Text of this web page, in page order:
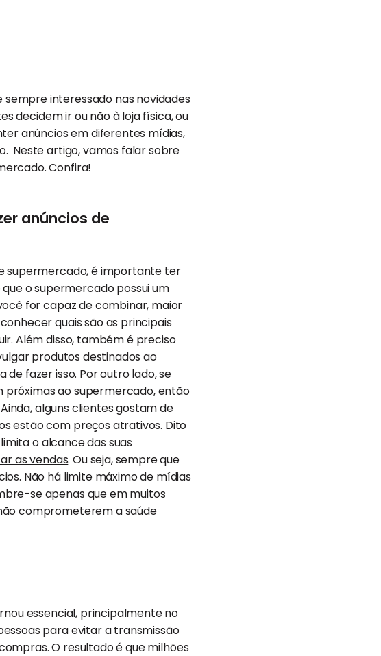
interessado nas novidades
decidem ir ou não à loja física, ou
anúncios em diferentes mídias,
Neste artigo, vamos falar sobre
Confira!
anúncios de
supermercado, é importante ter
o supermercado possui um
for capaz de combinar, maior
quais são as principais
Além disso, também é preciso
produtos destinados ao
fazer isso. Por outro lado, se
próximas ao supermercado, então
alguns clientes gostam de
estão com preços atrativos. Dito
o alcance das suas
as vendas. Ou seja, sempre que
Não há limite máximo de mídias
se apenas que em muitos
comprometerem a saúde
essencial, principalmente no
para evitar a transmissão
O resultado é que milhões